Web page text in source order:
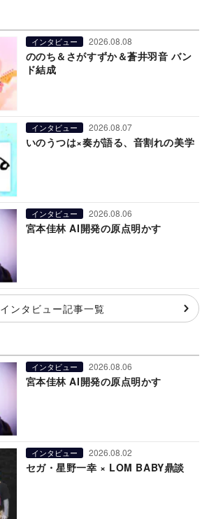
インタビュー 2026.08.08
ののち＆さがすずか＆蒼井羽音 バン
ド結成
インタビュー 2026.08.07
いのうつは×奏が語る、音割れの美学
インタビュー 2026.08.06
宮本佳林 AI開発の原点明かす
インタビュー記事一覧
インタビュー 2026.08.06
宮本佳林 AI開発の原点明かす
インタビュー 2026.08.02
セガ・星野一幸 × LOM BABY鼎談